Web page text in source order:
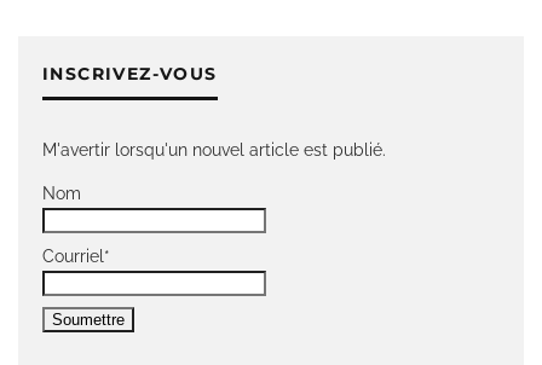
INSCRIVEZ-VOUS
M'avertir lorsqu'un nouvel article est publié.
Nom
Courriel*